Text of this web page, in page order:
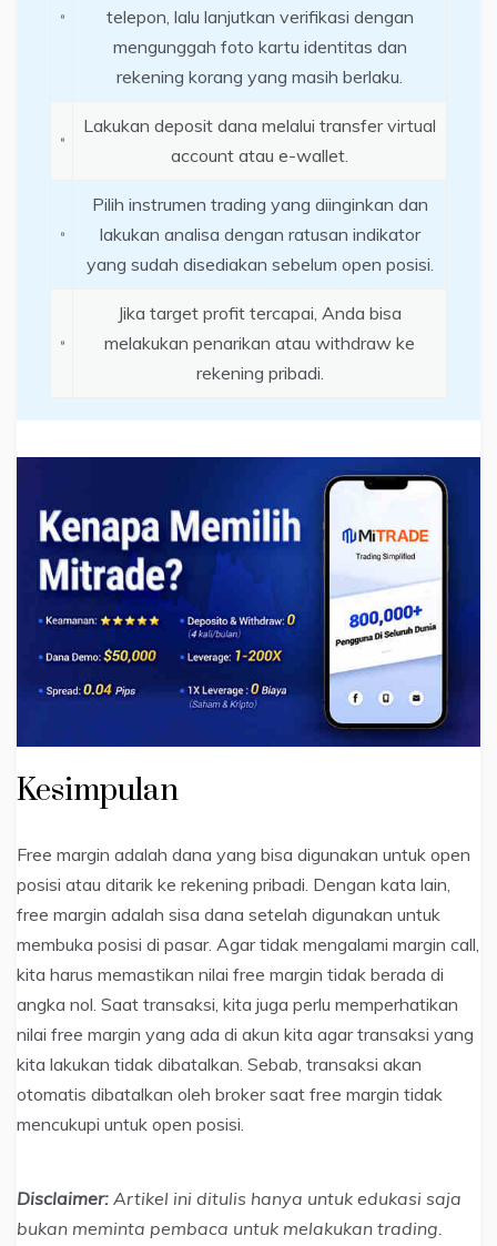
telepon, lalu lanjutkan verifikasi dengan
mengunggah foto kartu identitas dan
rekening korang yang masih berlaku.
Lakukan deposit dana melalui transfer virtual
account atau e-wallet.
Pilih instrumen trading yang diinginkan dan
lakukan analisa dengan ratusan indikator
yang sudah disediakan sebelum open posisi.
Jika target profit tercapai, Anda bisa
melakukan penarikan atau withdraw ke
rekening pribadi.
Kesimpulan
Free margin adalah dana yang bisa digunakan untuk open
posisi atau ditarik ke rekening pribadi. Dengan kata lain,
free margin adalah sisa dana setelah digunakan untuk
membuka posisi di pasar. Agar tidak mengalami margin call,
kita harus memastikan nilai free margin tidak berada di
angka nol. Saat transaksi, kita juga perlu memperhatikan
nilai free margin yang ada di akun kita agar transaksi yang
kita lakukan tidak dibatalkan. Sebab, transaksi akan
otomatis dibatalkan oleh broker saat free margin tidak
mencukupi untuk open posisi.
Disclaimer: Artikel ini ditulis hanya untuk edukasi saja
bukan meminta pembaca untuk melakukan trading.